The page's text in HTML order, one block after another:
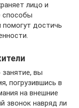
лицо и
способы
помогут достичь
занятие, вы
погрузившись в
на внешние
звонок навряд ли